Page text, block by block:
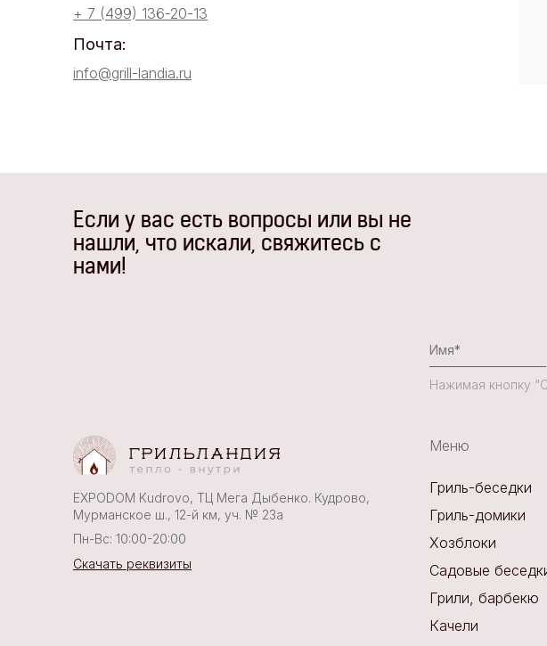
+ 7 (499) 136-20-13
Почта:
info@grill-landia.ru
Если у вас есть вопросы или вы не
нашли, что искали, свяжитесь с
нами!
Нажимая кнопку
EXPODOM Kudrovo, ТЦ Мега Дыбенко. Кудрово,
Мурманское ш., 12-й км, уч. № 23а
Пн-Вс: 10:00-20:00
Скачать реквизиты
Меню
Гриль-беседки
Гриль-домики
Хозблоки
Садовые
Грили, барбекю
Качели